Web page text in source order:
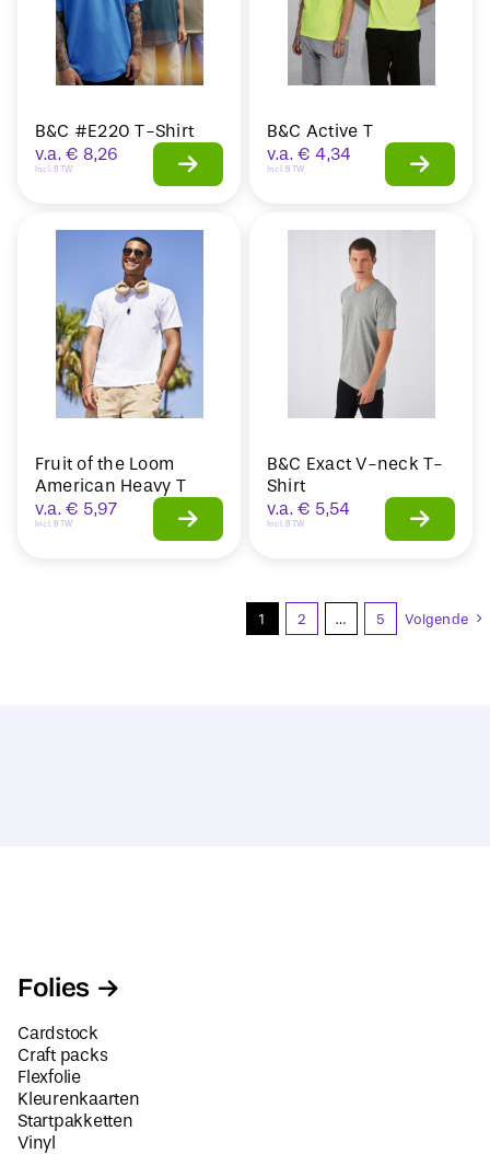
B&C #E220 T-Shirt
v.a. € 8,26
Incl. BTW
B&C Active T
v.a. € 4,34
Incl. BTW
Fruit of the Loom
American Heavy T
v.a. € 5,97
Incl. BTW
B&C Exact V-neck T-
Shirt
v.a. € 5,54
Incl. BTW
1 2 … 5 Volgende
Folies
Cardstock
Craft packs
Flexfolie
Kleurenkaarten
Startpakketten
Vinyl